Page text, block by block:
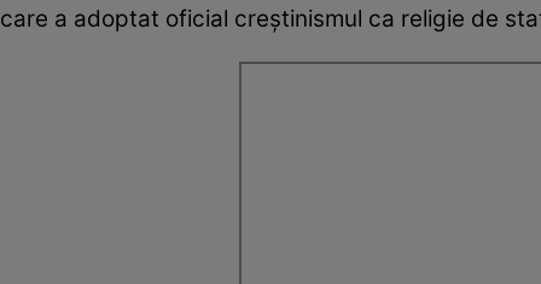
care a adoptat oficial creștinismul ca religie de